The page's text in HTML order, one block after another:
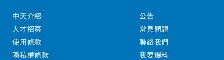
中天介紹
人才招募
使用條款
隱私權條款
公告
常見問題
聯絡我們
我要爆料